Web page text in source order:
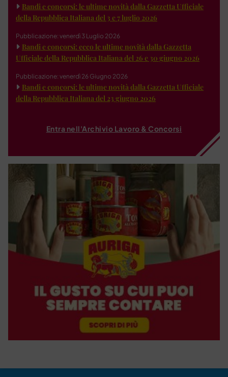
Bandi e concorsi: le ultime novità dalla Gazzetta Ufficiale
della Repubblica Italiana del 3 e 7 luglio 2026
Pubblicazione: venerdì 3 Luglio 2026
Bandi e concorsi: ecco le ultime novità dalla Gazzetta
Ufficiale della Repubblica Italiana del 26 e 30 giugno 2026
Pubblicazione: venerdì 26 Giugno 2026
Bandi e concorsi: le ultime novità dalla Gazzetta Ufficiale
della Repubblica Italiana del 23 giugno 2026
Entra nell'Archivio Lavoro & Concorsi